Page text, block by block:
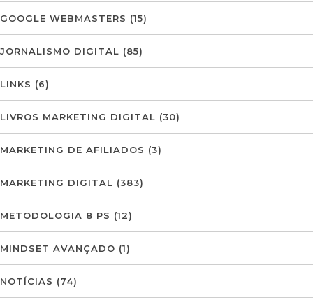
GOOGLE WEBMASTERS (15)
JORNALISMO DIGITAL (85)
LINKS (6)
LIVROS MARKETING DIGITAL (30)
MARKETING DE AFILIADOS (3)
MARKETING DIGITAL (383)
METODOLOGIA 8 PS (12)
MINDSET AVANÇADO (1)
NOTÍCIAS (74)